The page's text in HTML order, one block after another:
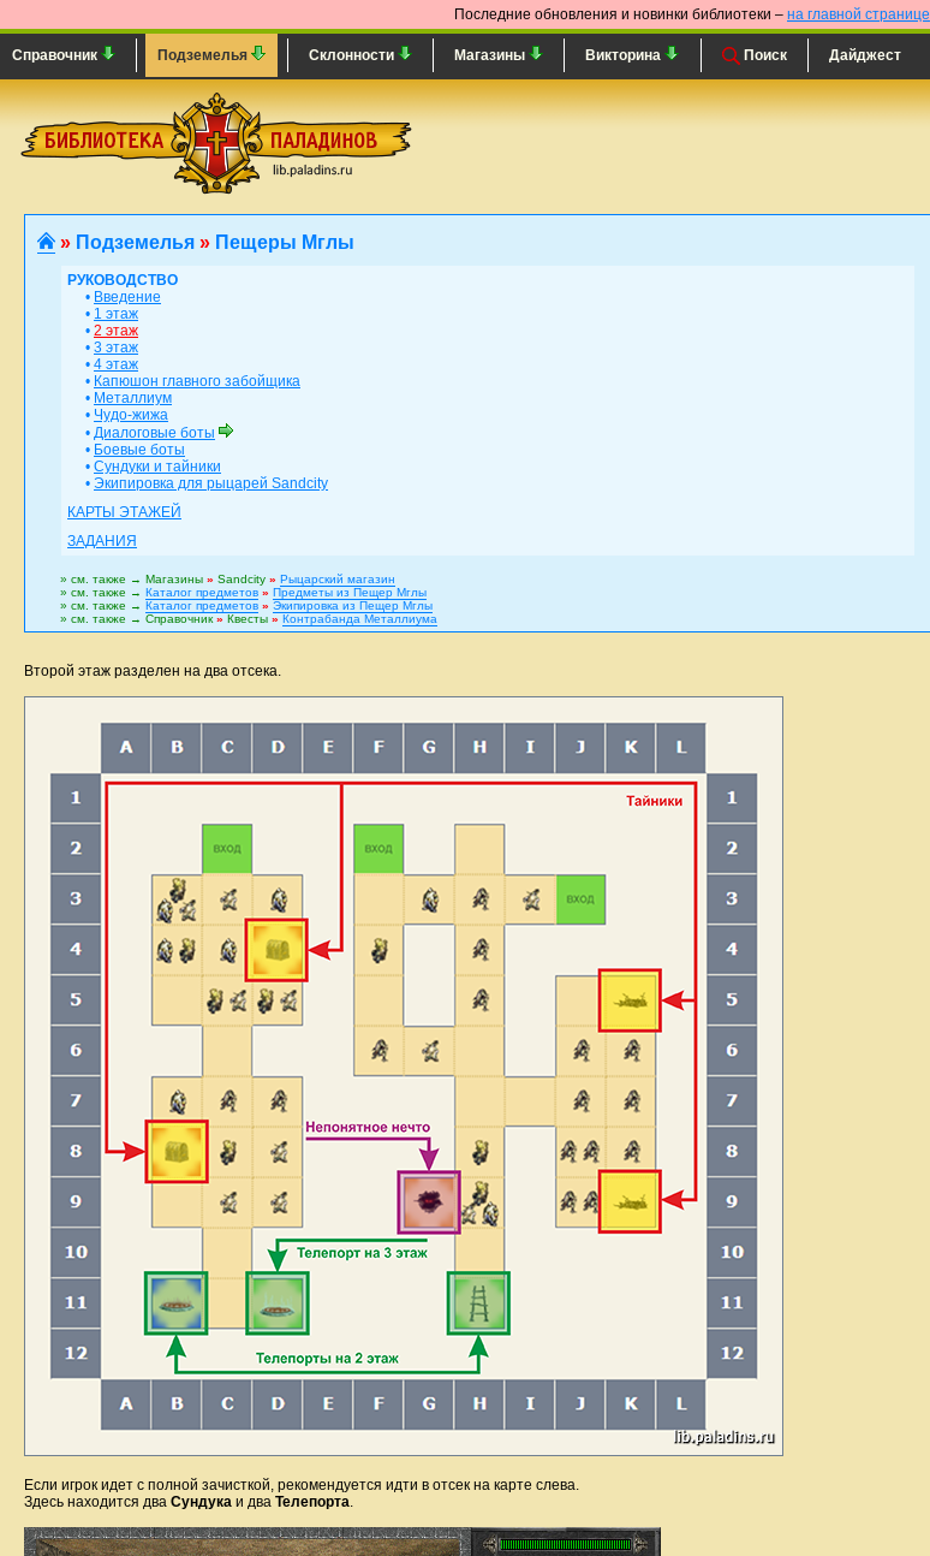
Последние обновления и новинки библиотеки – на главной странице
Справочник Подземелья Склонности Магазины Викторина Поиск Дайджест
» Подземелья » Пещеры Мглы
РУКОВОДСТВО
• Введение
• 1 этаж
• 2 этаж
• 3 этаж
• 4 этаж
• Капюшон главного забойщика
• Металлиум
• Чудо-жижа
• Диалоговые боты
• Боевые боты
• Сундуки и тайники
• Экипировка для рыцарей Sandcity
КАРТЫ ЭТАЖЕЙ
ЗАДАНИЯ
» см. также → Магазины » Sandcity » Рыцарский магазин
» см. также → Каталог предметов » Предметы из Пещер Мглы
» см. также → Каталог предметов » Экипировка из Пещер Мглы
» см. также → Справочник » Квесты » Контрабанда Металлиума
Второй этаж разделен на два отсека.
Если игрок идет с полной зачисткой, рекомендуется идти в отсек на карте слева.
Здесь находится два Сундука и два Телепорта